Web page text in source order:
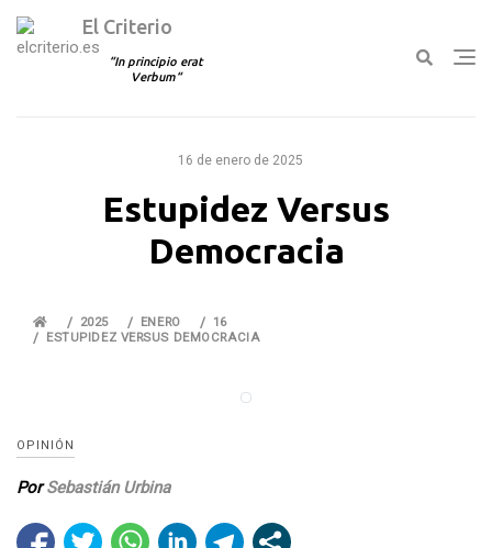
El Criterio
In principio erat
Verbum
16 de enero de 2025
Estupidez Versus
Democracia
2025 ENERO
16
ESTUPIDEZ VERSUS DEMOCRACIA
OPINIÓN
PorSebastián Urbina